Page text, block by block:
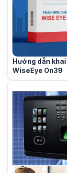
Hướng dẫn
WiseEye On39